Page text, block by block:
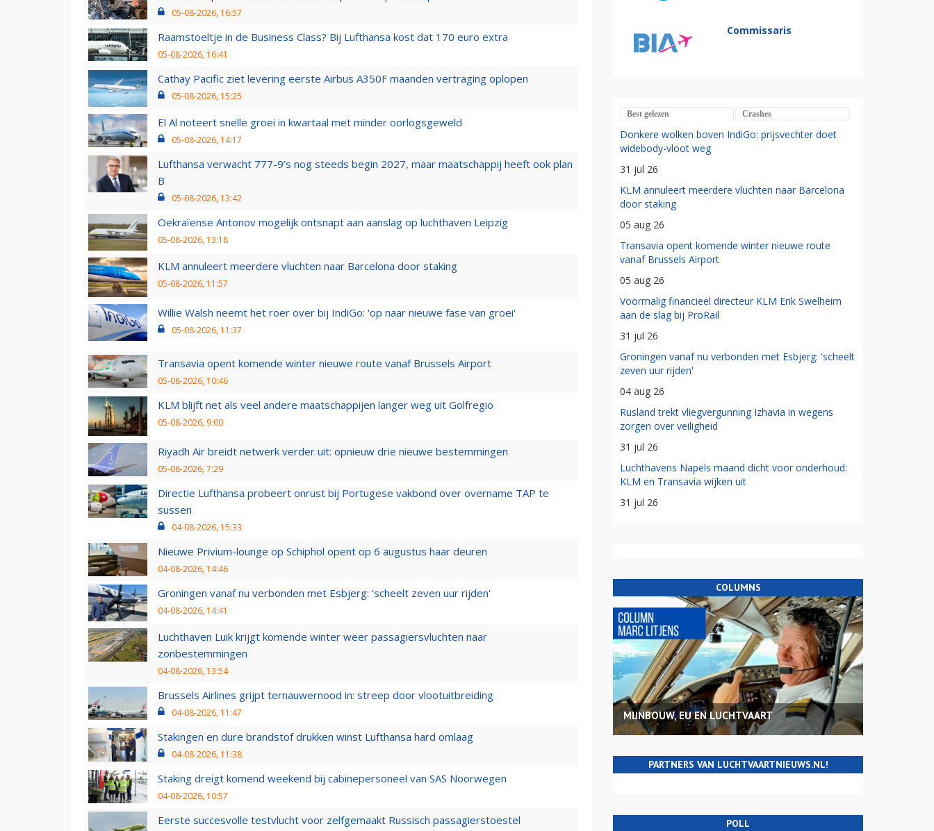
05-08-2026, 16:57
Raamstoeltje in de Business Class? Bij Lufthansa kost dat 170 euro extra
05-08-2026, 16:41
Cathay Pacific ziet levering eerste Airbus A350F maanden vertraging oplopen
05-08-2026, 15:25
El Al noteert snelle groei in kwartaal met minder oorlogsgeweld
05-08-2026, 14:17
Lufthansa verwacht 777-9’s nog steeds begin 2027, maar maatschappij heeft ook plan
B
05-08-2026, 13:42
Oekraïense Antonov mogelijk ontsnapt aan aanslag op luchthaven Leipzig
05-08-2026, 13:18
KLM annuleert meerdere vluchten naar Barcelona door staking
05-08-2026, 11:57
Willie Walsh neemt het roer over bij IndiGo: 'op naar nieuwe fase van groei'
05-08-2026, 11:37
Transavia opent komende winter nieuwe route vanaf Brussels Airport
05-08-2026, 10:46
KLM blijft net als veel andere maatschappijen langer weg uit Golfregio
05-08-2026, 9:00
Riyadh Air breidt netwerk verder uit: opnieuw drie nieuwe bestemmingen
05-08-2026, 7:29
Directie Lufthansa probeert onrust bij Portugese vakbond over overname TAP te
sussen
04-08-2026, 15:33
Nieuwe Privium-lounge op Schiphol opent op 6 augustus haar deuren
04-08-2026, 14:46
Groningen vanaf nu verbonden met Esbjerg: 'scheelt zeven uur rijden'
04-08-2026, 14:41
Luchthaven Luik krijgt komende winter weer passagiersvluchten naar
zonbestemmingen
04-08-2026, 13:54
Brussels Airlines grijpt ternauwernood in: streep door vlootuitbreiding
04-08-2026, 11:47
Stakingen en dure brandstof drukken winst Lufthansa hard omlaag
04-08-2026, 11:38
Staking dreigt komend weekend bij cabinepersoneel van SAS Noorwegen
04-08-2026, 10:57
Eerste succesvolle testvlucht voor zelfgemaakt Russisch passagierstoestel
Commissaris
Best gelezen Crashes
Donkere wolken boven IndiGo: prijsvechter doet
widebody-vloot weg
31 jul 26
KLM annuleert meerdere vluchten naar Barcelona
door staking
05 aug 26
Transavia opent komende winter nieuwe route
vanaf Brussels Airport
05 aug 26
Voormalig financieel directeur KLM Erik Swelheim
aan de slag bij ProRail
31 jul 26
Groningen vanaf nu verbonden met Esbjerg: 'scheelt
zeven uur rijden'
04 aug 26
Rusland trekt vliegvergunning Izhavia in wegens
zorgen over veiligheid
31 jul 26
Luchthavens Napels maand dicht voor onderhoud:
KLM en Transavia wijken uit
31 jul 26
COLUMNS
MIJNBOUW, EU EN LUCHTVAART
PARTNERS VAN LUCHTVAARTNIEUWS.NL!
POLL